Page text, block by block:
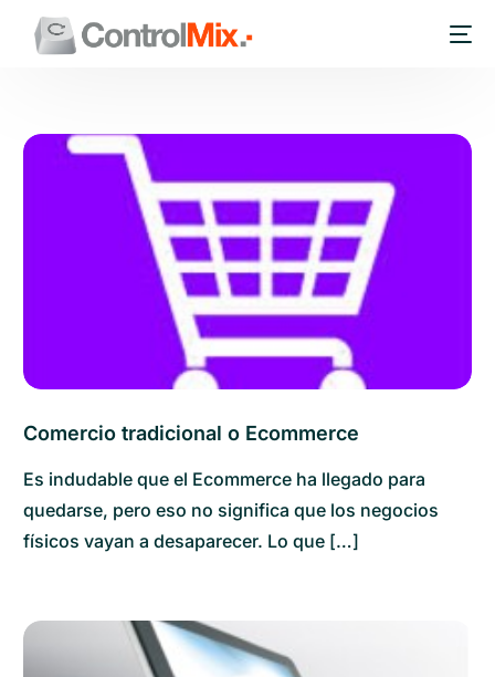
Comercio tradicional o Ecommerce
Es indudable que el Ecommerce ha llegado para
quedarse, pero eso no significa que los negocios
físicos vayan a desaparecer. Lo que […]